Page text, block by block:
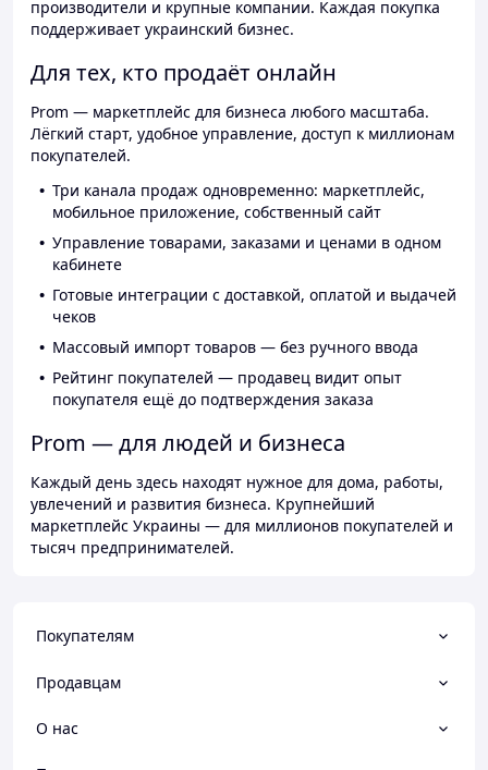
производители и крупные компании. Каждая покупка
поддерживает украинский бизнес.
Для тех, кто продаёт онлайн
Prom — маркетплейс для бизнеса любого масштаба.
Лёгкий старт, удобное управление, доступ к миллионам
покупателей.
Три канала продаж одновременно: маркетплейс,
мобильное приложение, собственный сайт
Управление товарами, заказами и ценами в одном
кабинете
Готовые интеграции с доставкой, оплатой и выдачей
чеков
Массовый импорт товаров — без ручного ввода
Рейтинг покупателей — продавец видит опыт
покупателя ещё до подтверждения заказа
Prom — для людей и бизнеса
Каждый день здесь находят нужное для дома, работы,
увлечений и развития бизнеса. Крупнейший
маркетплейс Украины — для миллионов покупателей и
тысяч предпринимателей.
Покупателям
Продавцам
О нас